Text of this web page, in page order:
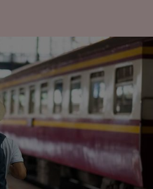
zur Identifikation
von oder Zugriff auf
Inhalte, Messung
Performance von
sowie
von